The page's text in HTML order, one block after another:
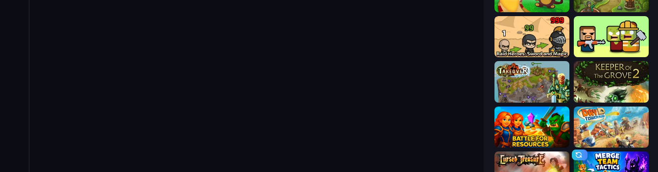
Bloons Tower Defense Tower Defense Clash
Raid Heroes: Sword and Magic Zombie Horde: Build & Survive
Takeover Keeper of the Grove 2
Battle for Resources Day D Tower Rush